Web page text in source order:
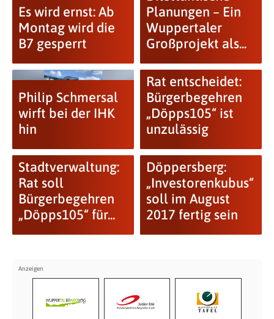
Es wird ernst: Ab
Montag wird die
B7 gesperrt
Planungen – Ein
Wuppertaler
Großprojekt als...
Philip Schmersal
wirft bei der IHK
hin
Rat entscheidet:
Bürgerbegehren
„Döpps105“ ist
unzulässig
Stadtverwaltung:
Rat soll
Bürgerbegehren
„Döpps105“ für...
Döppersberg:
„Investorenkubus“
soll im August
2017 fertig sein